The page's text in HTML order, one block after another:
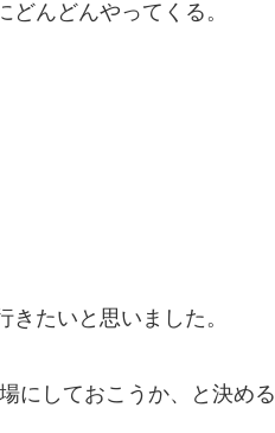
んどんやってくる。
たいと思いました。
にしておこうか、と決める